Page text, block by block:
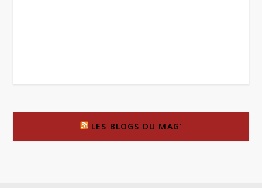
LES BLOGS DU MAG’